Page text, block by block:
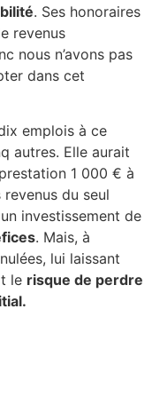
. Ses honoraires
revenus
nous n’avons pas
dans cet
emplois à ce
autres. Elle aurait
1 000 € à
du seul
investissement de
. Mais, à
lui laissant
le risque de perdre